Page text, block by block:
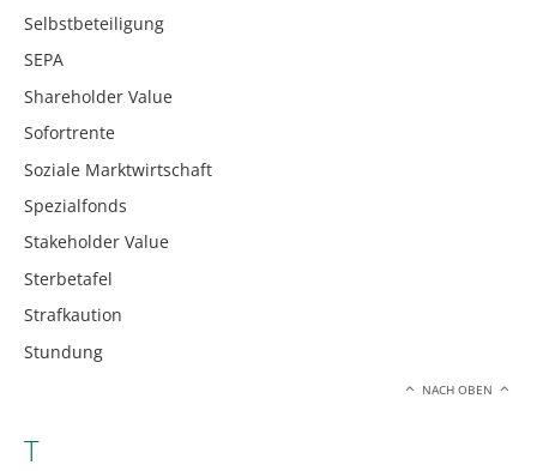
Selbstbeteiligung
SEPA
Shareholder Value
Sofortrente
Soziale Marktwirtschaft
Spezialfonds
Stakeholder Value
Sterbetafel
Strafkaution
Stundung
NACH OBEN
T